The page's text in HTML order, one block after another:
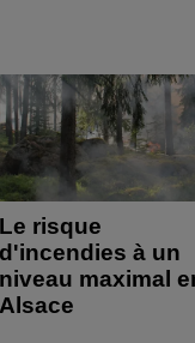
Le risque
d'incendies à un
niveau maximal
Alsace